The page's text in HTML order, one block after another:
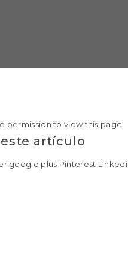
permission to view this page.
artículo
google plus Pinterest